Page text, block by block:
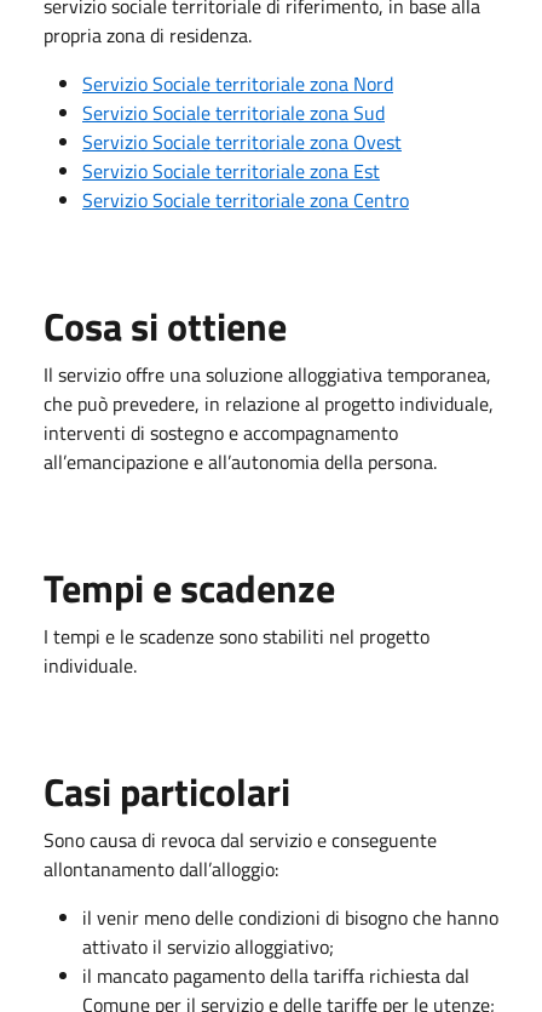
propria zona di residenza.
Servizio Sociale territoriale zona Nord
Servizio Sociale territoriale zona Sud
Servizio Sociale territoriale zona Ovest
Servizio Sociale territoriale zona Est
Servizio Sociale territoriale zona Centro
Cosa si ottiene
Il servizio offre una soluzione alloggiativa temporanea,
che può prevedere, in relazione al progetto individuale,
interventi di sostegno e accompagnamento
all’emancipazione e all’autonomia della persona.
Tempi e scadenze
I tempi e le scadenze sono stabiliti nel progetto
individuale.
Casi particolari
Sono causa di revoca dal servizio e conseguente
allontanamento dall’alloggio:
il venir meno delle condizioni di bisogno che hanno
attivato il servizio alloggiativo;
il mancato pagamento della tariffa richiesta dal
Comune per il servizio e delle tariffe per le utenze;